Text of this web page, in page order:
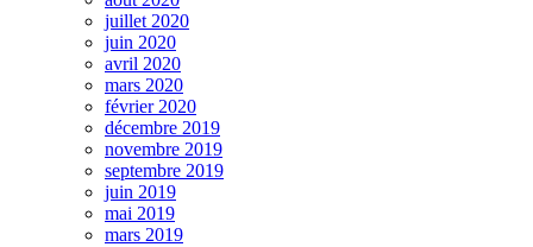
juillet 2020
juin 2020
avril 2020
mars 2020
février 2020
décembre 2019
novembre 2019
septembre 2019
juin 2019
mai 2019
mars 2019